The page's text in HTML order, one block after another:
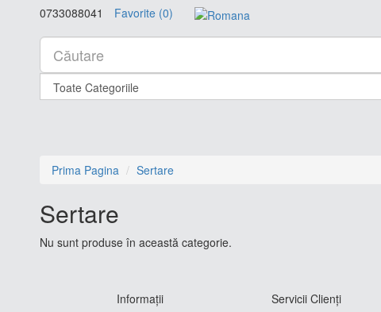
0733088041 Favorite (0)
Prima Pagina Sertare
Sertare
Nu sunt produse în această categorie.
Informaţii
Servicii Clienţi